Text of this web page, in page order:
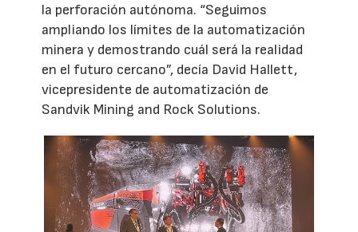
la perforación autónoma. “Seguimos
ampliando los límites de la automatización
minera y demostrando cuál será la realidad
en el futuro cercano”, decía David Hallett,
vicepresidente de automatización de
Sandvik Mining and Rock Solutions.